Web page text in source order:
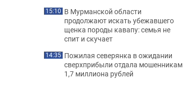
15:10 В Мурманской области
продолжают искать убежавшего
щенка породы кавапу: семья не
спит и скучает
14:35 Пожилая северянка в ожидании
сверхприбыли отдала мошенникам
1,7 миллиона рублей